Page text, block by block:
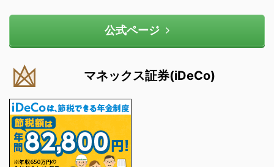
公式ページ
マネックス証券(iDeCo)